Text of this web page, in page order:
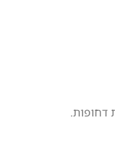
דחופות.